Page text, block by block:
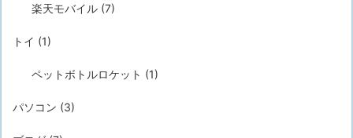
楽天モバイル (7)
トイ (1)
ペットボトルロケット (1)
パソコン (3)